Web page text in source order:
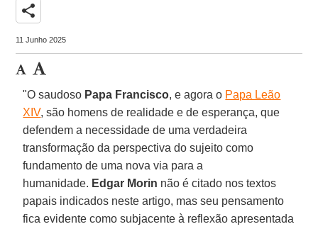
share
11 Junho 2025
"O saudoso Papa Francisco, e agora o Papa Leão
XIV, são homens de realidade e de esperança, que
defendem a necessidade de uma verdadeira
transformação da perspectiva do sujeito como
fundamento de uma nova via para a
humanidade. Edgar Morin não é citado nos textos
papais indicados neste artigo, mas seu pensamento
fica evidente como subjacente à reflexão apresentada